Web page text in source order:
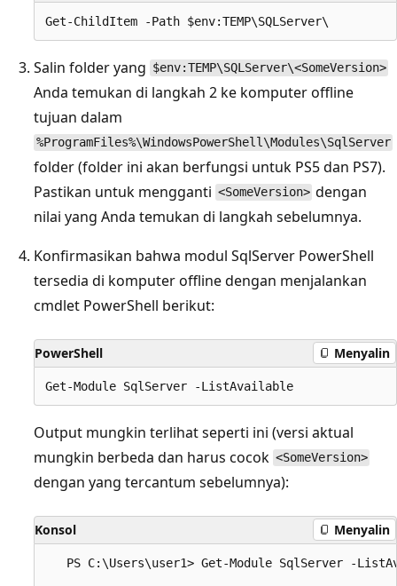
Salin folder yang $env:TEMP\SQLServer\<SomeVersion>
Anda temukan di langkah 2 ke komputer offline
tujuan dalam
%ProgramFiles%\WindowsPowerShell\Modules\SqlServer
folder (folder ini akan berfungsi untuk PS5 dan PS7).
Pastikan untuk mengganti <SomeVersion> dengan
nilai yang Anda temukan di langkah sebelumnya.
Konfirmasikan bahwa modul SqlServer PowerShell
tersedia di komputer offline dengan menjalankan
cmdlet PowerShell berikut:
PowerShell Menyalin
Output mungkin terlihat seperti ini (versi aktual
mungkin berbeda dan harus cocok <SomeVersion>
dengan yang tercantum sebelumnya):
Konsol Menyalin
PS C:\Users\user1> Get-Module SqlServer -